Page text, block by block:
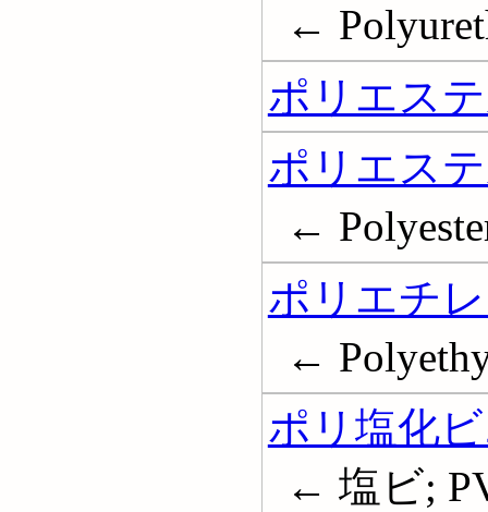
←
ポリエス
ポリエス
←
ポリエチ
←
ポリ塩化
← 塩ビ;